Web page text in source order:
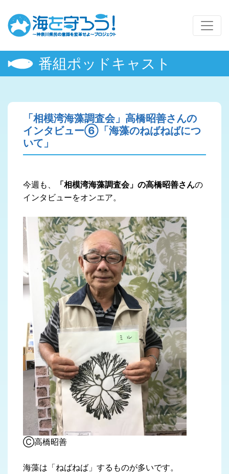
番組ポッドキャスト
「相模湾海藻調査会」高橋昭善さんの
インタビュー⑥「海藻のねばねばにつ
いて」
今週も、 「相模湾海藻調査会」の高橋昭善さんの
インタビューをオンエア。
Ⓒ高橋昭善
海藻は「ねばねば」するものが多いです。